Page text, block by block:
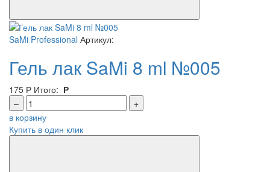
SaMi Professional Артикул:
Гель лак SaMi 8 ml №005
175 Р Итого: Р
–
+
в корзину
Купить в один клик